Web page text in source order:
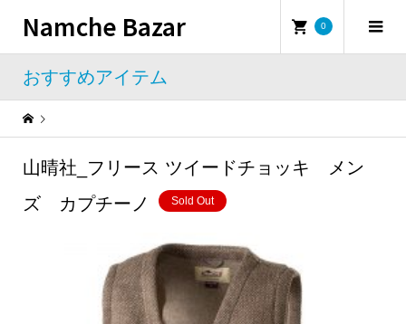
Namche Bazar 0
おすすめアイテム
Warning : Undefined property: WP_Error::$name in
おすすめアイテム 山晴社_フリース ツイードチョッキ メンズ カプチーノ
山晴社_フリース ツイードチョッキ メン
ズ カプチーノ
Sold Out